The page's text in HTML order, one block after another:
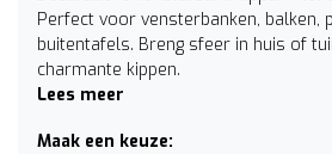
Perfect voor vensterbanken, balken,
buitentafels. Breng sfeer in huis of
charmante kippen.
Lees meer
Maak een keuze: